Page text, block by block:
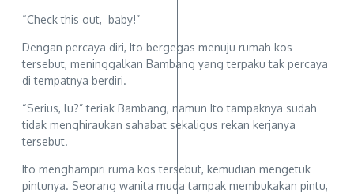
“Check this out, baby!”
Dengan percaya diri, Ito bergegas menuju rumah kos
tersebut, meninggalkan Bambang yang terpaku tak percaya
di tempatnya berdiri.
“Serius, lu?” teriak Bambang, namun Ito tampaknya sudah
tidak menghiraukan sahabat sekaligus rekan kerjanya
tersebut.
Ito menghampiri ruma kos tersebut, kemudian mengetuk
pintunya. Seorang wanita muda tampak membukakan pintu,